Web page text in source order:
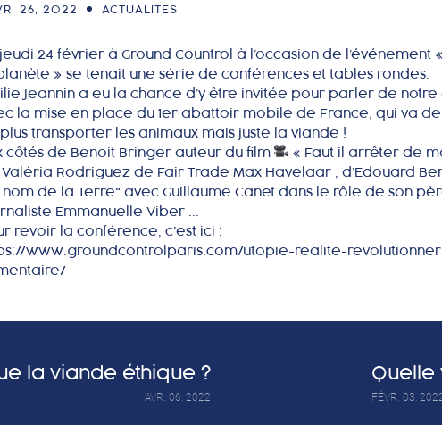
26, 2022 ACTUALITÉS
24 février à Ground Countrol à l’occasion de
» se tenait une série de conférences et tables rondes.
Jeannin a eu la chance d’y être invitée pour parler de
la mise en place du 1er abattoir mobile de France, qui va
transporter les animaux mais juste la viande !
côtés de Benoit Bringer auteur du film
« Faut il arrêter de
Rodriguez de Fair Trade Max Havelaar , d’Edouard
nom de la Terre" avec Guillaume Canet dans le rôle de son
Emmanuelle Viber ...
revoir la conférence, c'est ici :
www.groundcontrolparis.com/utopie-realite-
la viande éthique ?
AVR. 06, 2022
Quelle
FÉVR. 03,